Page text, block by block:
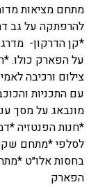
מתחם מציאות
להרפתקה על גב
*קן הדרקון-
על הפארק כולו.
צילום ורכיבה
עם התכניות
*חנות הפנטזיה
לסלפי *מתחם שקט
בחסות אלו״ט
הפארק